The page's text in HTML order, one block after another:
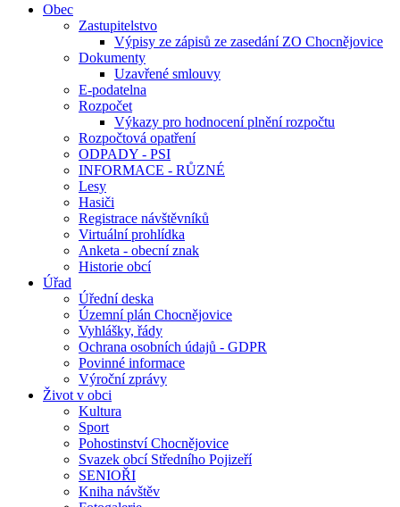
Obec
Zastupitelstvo
Výpisy ze zápisů ze zasedání ZO Chocnějovice
Dokumenty
Uzavřené smlouvy
E-podatelna
Rozpočet
Výkazy pro hodnocení plnění rozpočtu
Rozpočtová opatření
ODPADY - PSI
INFORMACE - RŮZNÉ
Lesy
Hasiči
Registrace návštěvníků
Virtuální prohlídka
Anketa - obecní znak
Historie obcí
Úřad
Úřední deska
Územní plán Chocnějovice
Vyhlášky, řády
Ochrana osobních údajů - GDPR
Povinné informace
Výroční zprávy
Život v obci
Kultura
Sport
Pohostinství Chocnějovice
Svazek obcí Středního Pojizeří
SENIOŘI
Kniha návštěv